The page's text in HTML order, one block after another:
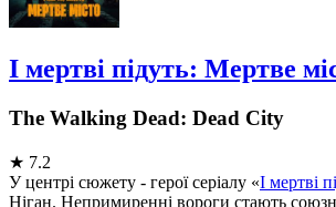
І мертві підуть: Мертве
The Walking Dead: Dead City
★ 7.2
У центрі сюжету - герої серіалу «І мертві
Ніган. Непримиренні вороги стають